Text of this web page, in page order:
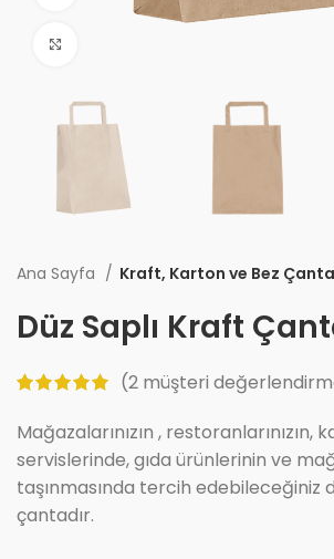
Ana Sayfa Kraft, Karton ve Bez
Düz Saplı Kraft
(2 müşteri
Mağazalarınızın ,
servislerinde, gıda ürünlerinin ve
taşınmasında tercih edebileceğiniz
çantadır.